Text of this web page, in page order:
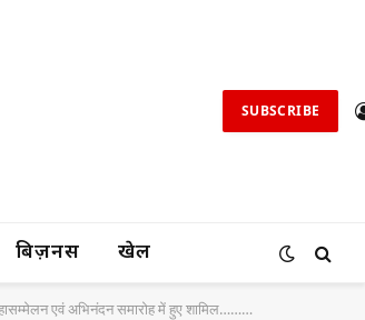
SUBSCRIBE
बिज़नस खेल
एवं अभिनंदन समारोह में हुए शामिल………